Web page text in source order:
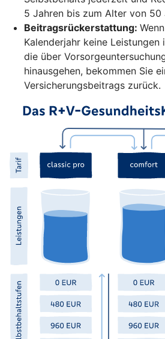
5 Jahren bis zum Alter von 50
Beitragsrückerstattung:
Kalenderjahr keine Leistungen
die über
hinausgehen, bekommen Sie
Versicherungsbeitrags zurück.